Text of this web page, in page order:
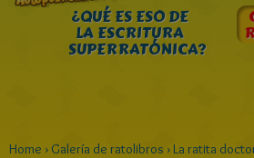
¿QUÉ ES ESO DE
LA ESCRITURA
SUPERRATÓNICA?
Home › Galería de ratolibros › La ratita